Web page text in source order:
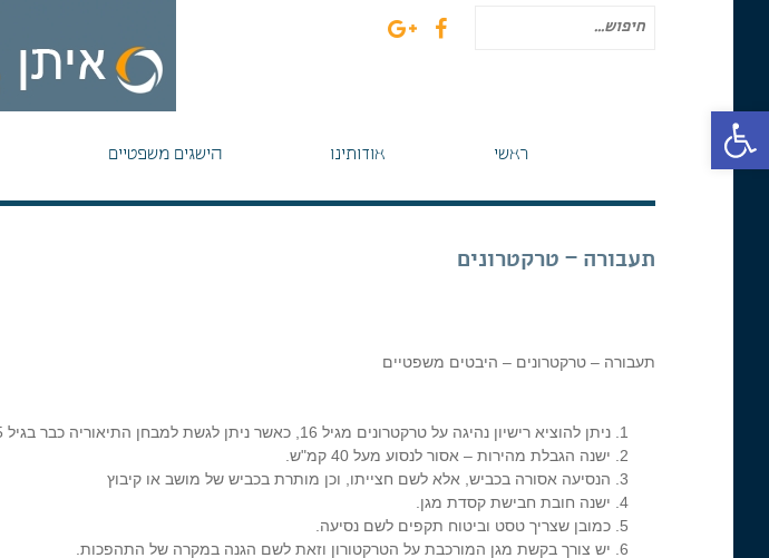
פתח סרגל נגישות
ראשי אודותינו הישגים משפטיים
תעבורה – טרקטרונים
תעבורה – טרקטרונים – היבטים משפטיים
ניתן להוציא רישיון נהיגה על טרקטרונים מגיל 16, כאשר ניתן לגשת למבחן התיאוריה כבר בגיל 15.5.
ישנה הגבלת מהירות – אסור לנסוע מעל 40 קמ"ש.
הנסיעה אסורה בכביש, אלא לשם חצייתו, וכן מותרת בכביש של מושב או קיבוץ
ישנה חובת חבישת קסדת מגן.
כמובן שצריך טסט וביטוח תקפים לשם נסיעה.
יש צורך בקשת מגן המורכבת על הטרקטורון וזאת לשם הגנה במקרה של התהפכות.